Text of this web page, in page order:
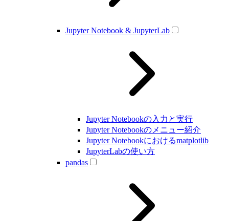
Jupyter Notebook & JupyterLab
Jupyter Notebookの入力と実行
Jupyter Notebookのメニュー紹介
Jupyter Notebookにおけるmatplotlib
JupyterLabの使い方
pandas